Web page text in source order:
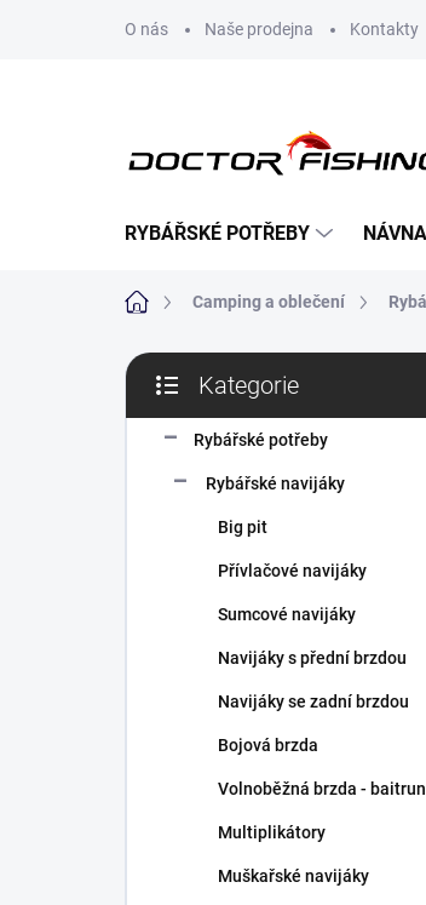
O nás Naše prodejna Kontakty
RYBÁŘSKÉ POTŘEBY
Domů Camping a oblečení
P
s
kategorie
Kategorie
Rybářské potřeby
Rybářské navijáky
Big pit
Přívlačové navijáky
Sumcové navijáky
Navijáky s přední brzdou
Navijáky se zadní brzdou
Bojová brzda
Volnoběžná brzda -
Multiplikátory
Muškařské navijáky